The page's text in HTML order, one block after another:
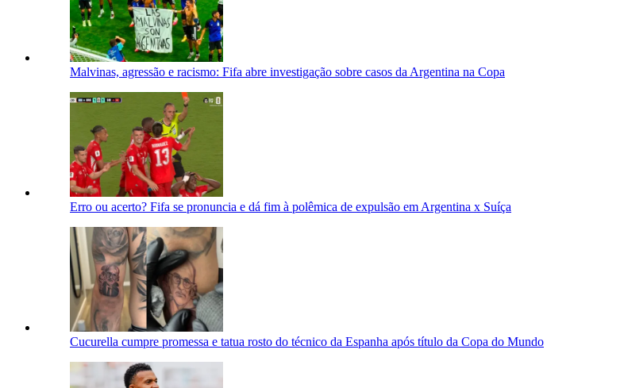
Malvinas, agressão e racismo: Fifa abre investigação sobre casos da Argentina na Copa
Erro ou acerto? Fifa se pronuncia e dá fim à polêmica de expulsão em Argentina x Suíça
Cucurella cumpre promessa e tatua rosto do técnico da Espanha após título da Copa do Mundo